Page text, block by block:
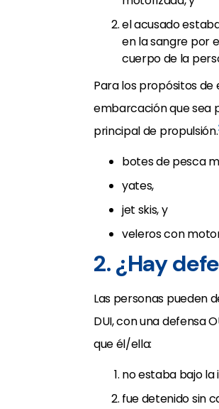
el acusado
en la sangre por
cuerpo de la
Para los propósitos de
embarcación que sea
principal de propulsión.
botes de pesca
yates,
jet skis, y
veleros con
2. ¿Hay
Las personas pueden
DUI, con una defensa
que él/ella:
no estaba bajo la
fue detenido sin